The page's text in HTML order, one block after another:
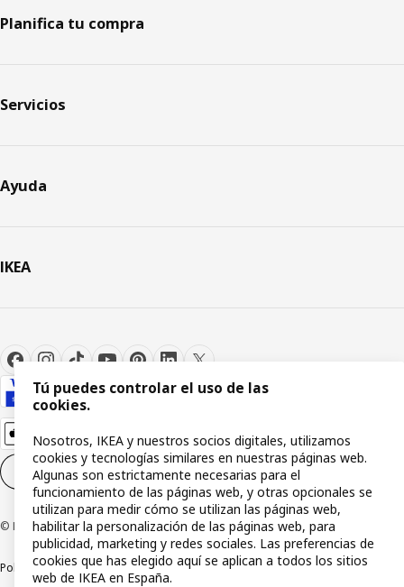
Planifica tu compra
Servicios
Ayuda
IKEA
Configuración de cookies ES
© Inter IKEA Systems B.V 1999-2026
Política de privacidadPolítica de cookiesTérminos y condiciones
Tú puedes controlar el uso de las
cookies.
Nosotros, IKEA y nuestros socios digitales, utilizamos
cookies y tecnologías similares en nuestras páginas web.
Algunas son estrictamente necesarias para el
funcionamiento de las páginas web, y otras opcionales se
utilizan para medir cómo se utilizan las páginas web,
habilitar la personalización de las páginas web, para
publicidad, marketing y redes sociales. Las preferencias de
cookies que has elegido aquí se aplican a todos los sitios
web de IKEA en España.